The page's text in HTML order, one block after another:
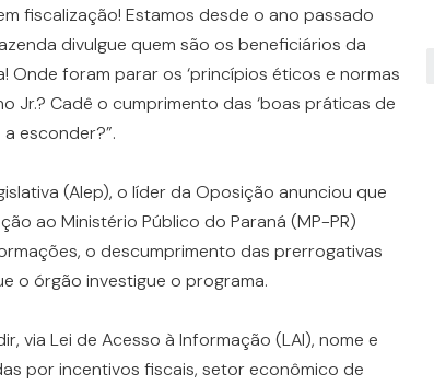
fiscalização! Estamos desde o ano passado
divulgue quem são os beneficiários da
Onde foram parar os ‘princípios éticos e normas
Jr.? Cadê o cumprimento das ‘boas práticas de
esconder?”.
(Alep), o líder da Oposição anunciou que
ao Ministério Público do Paraná (MP-PR)
o descumprimento das prerrogativas
o órgão investigue o programa.
via Lei de Acesso à Informação (LAI), nome e
por incentivos fiscais, setor econômico de